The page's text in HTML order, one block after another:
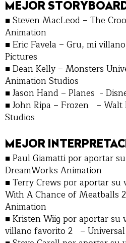
MEJOR
■ Steven MacLeod – The
Animation
■ Eric Favela – Gru, mi
Pictures
■ Dean Kelly – Monsters
Animation Studios
■ Jason Hand – Planes -
■ John Ripa – Frozen – Walt
Studios
MEJOR
■ Paul Giamatti por aportar
DreamWorks Animation
■ Terry Crews por aportar su
With A Chance of Meatballs
Animation
■ Kristen Wiig por aportar su
villano favorito 2 –